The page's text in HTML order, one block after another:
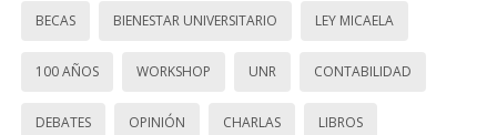
BECAS BIENESTAR UNIVERSITARIO LEY MICAELA
100 AÑOS WORKSHOP UNR CONTABILIDAD
DEBATES OPINIÓN CHARLAS LIBROS